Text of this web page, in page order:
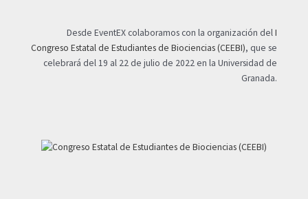
Desde EventEX colaboramos con la organización delI
Congreso Estatal de Estudiantes de Biociencias (CEEBI), que se
celebrará del 19 al 22 de julio de 2022 en la Universidad de
Granada.